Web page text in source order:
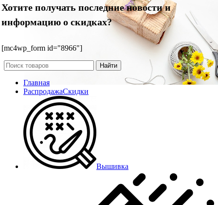
Хотите получать последние новости и
информацию о скидках?
[mc4wp_form id="8966"]
Найти
Главная
РаспродажаСкидки
Вышивка